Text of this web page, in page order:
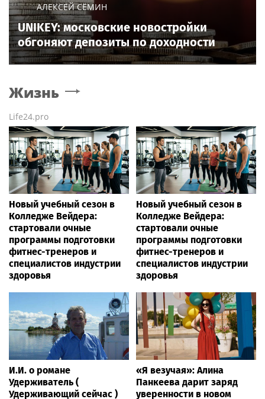
АЛЕКСЕЙ СЁМИН
UNIKEY: московские новостройки
обгоняют депозиты по доходности
Жизнь
Life24.pro
Новый учебный сезон в
Колледже Вейдера:
стартовали очные
программы подготовки
фитнес-тренеров и
специалистов индустрии
здоровья
Новый учебный сезон в
Колледже Вейдера:
стартовали очные
программы подготовки
фитнес-тренеров и
специалистов индустрии
здоровья
И.И. о романе
Удерживатель (
Удерживающий сейчас )
«Я везучая»: Алина
Панкеева дарит заряд
уверенности в новом